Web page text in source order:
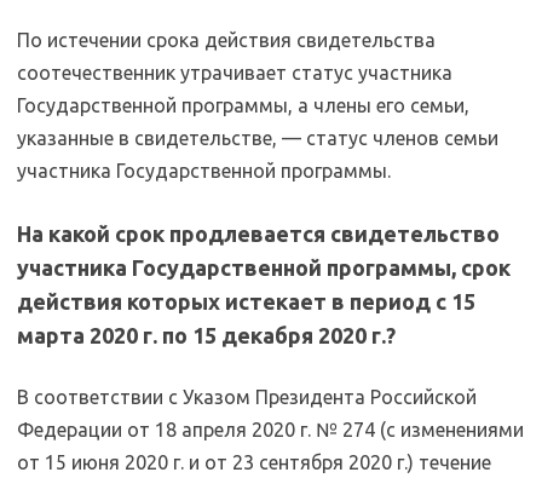
По истечении срока действия свидетельства
соотечественник утрачивает статус участника
Государственной программы, а члены его семьи,
указанные в свидетельстве, — статус членов семьи
участника Государственной программы.
На какой срок продлевается свидетельство
участника Государственной программы, срок
действия которых истекает в период с 15
марта 2020 г. по 15 декабря 2020 г.?
В соответствии с Указом Президента Российской
Федерации от 18 апреля 2020 г. № 274 (с изменениями
от 15 июня 2020 г. и от 23 сентября 2020 г.) течение